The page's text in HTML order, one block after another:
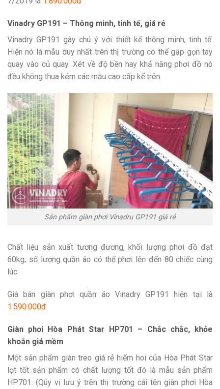
Vinadry GP191 – Thông minh, tinh tế, giá rẻ
Vinadry GP191 gây chú ý với thiết kế thông minh, tinh tế.
Hiện nó là mẫu duy nhất trên thị trường có thể gập gọn tay
quay vào củ quay. Xét về độ bền hay khả năng phơi đồ nó
đều không thua kém các mẫu cao cấp kể trên.
Sản phẩm giàn phơi Vinadru GP191 giá rẻ
Chất liệu sản xuất tương đương, khối lượng phơi đồ đạt
60kg, số lượng quần áo có thể phơi lên đến 80 chiếc cùng
lúc.
Giá bán giàn phơi quần áo Vinadry GP191 hiện tại là
1.590.000đ
Giàn phơi Hòa Phát Star HP701 – Chắc chắc, khỏe
khoắn giá mềm
Một sản phẩm giàn treo giá rẻ hiếm hoi của Hòa Phát Star
lọt tốt sản phẩm có chất lượng tốt đó là mẫu sản phẩm
HP701. (Qúy vị lưu ý trên thị trường cái tên giàn phơi Hòa